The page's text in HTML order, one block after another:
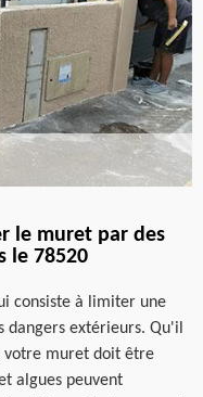
le muret par des
le 78520
consiste à limiter une
extérieurs. Qu'il
votre muret doit être
algues peuvent